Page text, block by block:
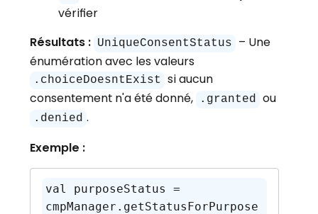
vérifier
Résultats : UniqueConsentStatus
– Une
énumération avec les valeurs
.choiceDoesntExist
si aucun
consentement n'a été donné,
.granted ou
.denied .
Exemple :
val purposeStatus =
cmpManager.getStatusForPurpose